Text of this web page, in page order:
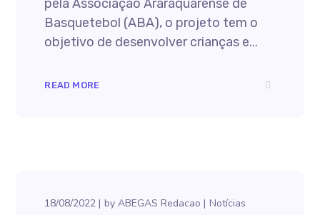
pela Associação Araraquarense de
Basquetebol (ABA), o projeto tem o
objetivo de desenvolver crianças e...
READ MORE
18/08/2022 byABEGAS Redacao Notícias